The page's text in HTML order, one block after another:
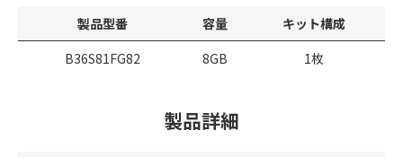
製品型番 容量
キット構成
B36S81FG82
8GB 1枚
製品詳細